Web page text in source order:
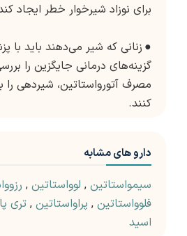
برای نوزاد شیرخوار خطر ایجاد
● زنانی که شیر می‌دهند باید با
گزینه‌های درمانی جایگزین را
مصرف آتورواستاتین، شیردهی
کنند.
دارو های مشابه
سیمواستاتین , لوواستاتین ,
فلوواستاتین , پراواستاتین , تری
اسید